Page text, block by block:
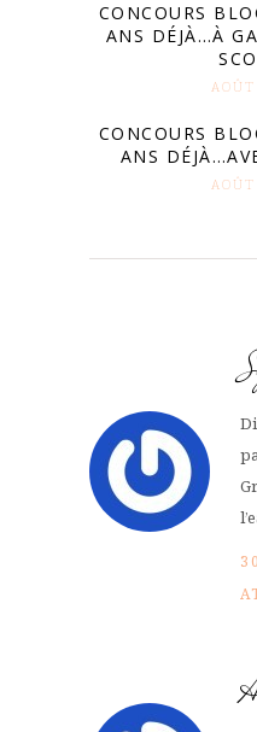
CONCOURS
ANS DÉJÀ…À
CONCOURS
ANS